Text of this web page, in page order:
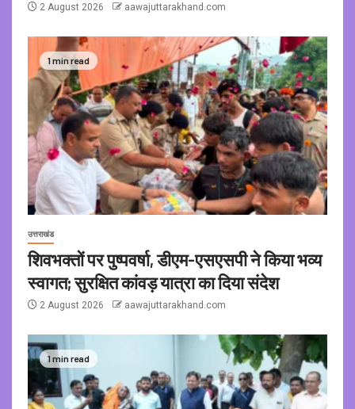
2 August 2026 aawajuttarakhand.com
1 min read
उत्तराखंड
शिवभक्तों पर पुष्पवर्षा, डीएम-एसएसपी ने किया भव्य
स्वागत; सुरक्षित कांवड़ यात्रा का दिया संदेश
2 August 2026 aawajuttarakhand.com
1 min read